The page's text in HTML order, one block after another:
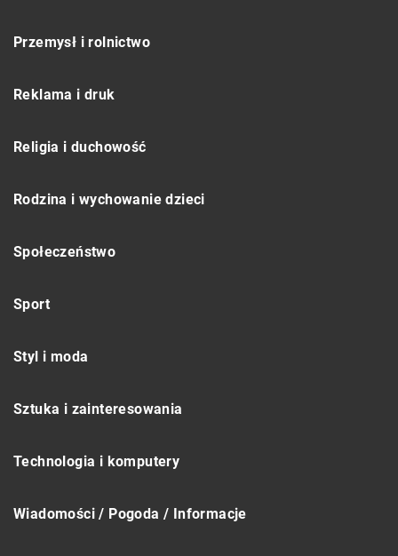
Przemysł i rolnictwo
Reklama i druk
Religia i duchowość
Rodzina i wychowanie dzieci
Społeczeństwo
Sport
Styl i moda
Sztuka i zainteresowania
Technologia i komputery
Wiadomości / Pogoda / Informacje